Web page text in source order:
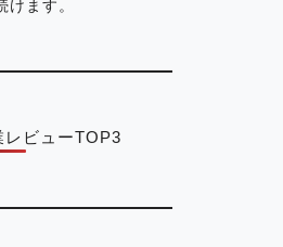
ます。
レビューTOP3